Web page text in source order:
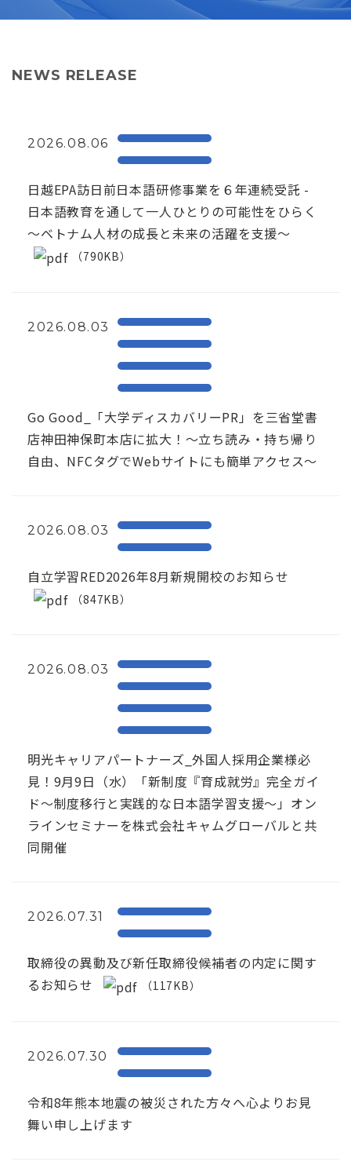
NEWS RELEASE
2026.08.06
日越EPA訪日前日本語研修事業を６年連続受託 -
日本語教育を通して一人ひとりの可能性をひらく
～ベトナム人材の成長と未来の活躍を支援～
（790KB）
2026.08.03
Go Good_「大学ディスカバリーPR」を三省堂書
店神田神保町本店に拡大！〜立ち読み・持ち帰り
自由、NFCタグでWebサイトにも簡単アクセス～
2026.08.03
自立学習RED2026年8月新規開校のお知らせ
（847KB）
2026.08.03
明光キャリアパートナーズ_外国人採用企業様必
見！9月9日（水）「新制度『育成就労』完全ガイ
ド～制度移行と実践的な日本語学習支援～」オン
ラインセミナーを株式会社キャムグローバルと共
同開催
2026.07.31
取締役の異動及び新任取締役候補者の内定に関す
るお知らせ
（117KB）
2026.07.30
令和8年熊本地震の被災された方々へ心よりお見
舞い申し上げます